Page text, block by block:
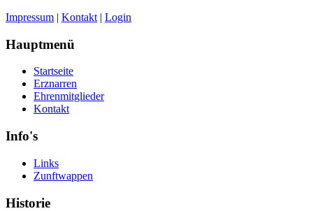
Impressum | Kontakt | Login
Hauptmenü
Startseite
Erznarren
Ehrenmitglieder
Kontakt
Info's
Links
Zunftwappen
Historie